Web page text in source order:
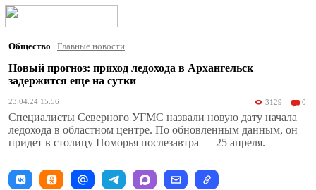
Общество | Главные новости
Новый прогноз: приход ледохода в Архангельск
задержится еще на сутки
23.04.24 15:56 3129 0
Специалисты Северного УГМС назвали новую дату начала
ледохода в областном центре. По обновленным данным, он
придет в столицу Поморья послезавтра — 25 апреля.